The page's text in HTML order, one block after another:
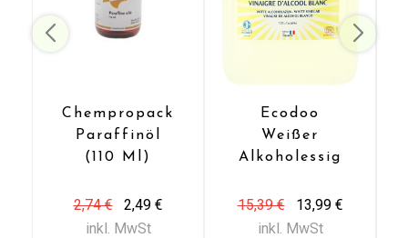
Kontaktieren Sie uns
Chempropack
Paraffinöl
(110 Ml)
2,74 €
2,49 €
inkl. MwSt
Ecodoo
Weißer
Alkoholessig
15,39 €
13,99 €
inkl. MwSt